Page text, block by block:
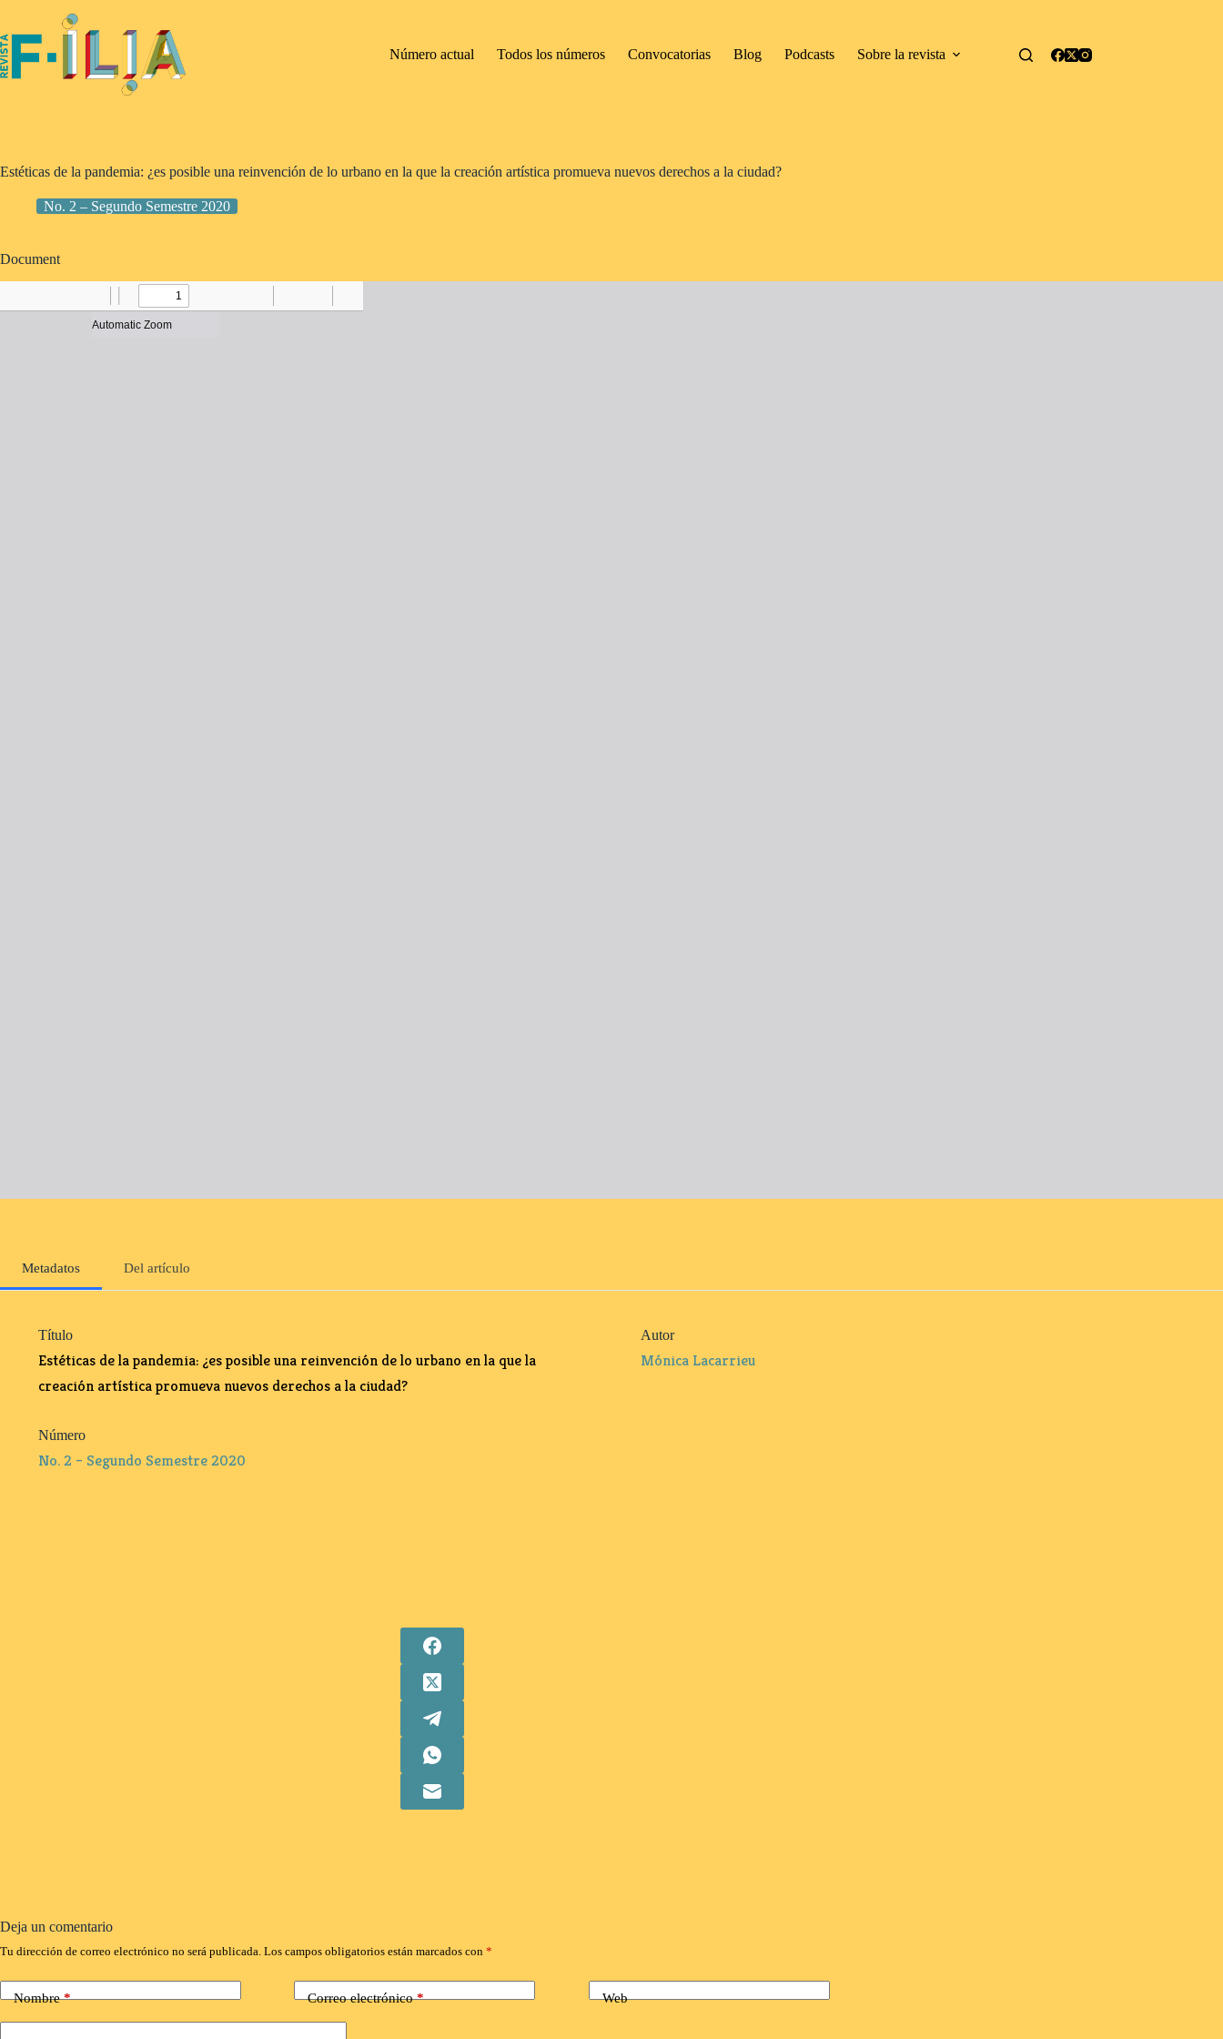
contenido
Número actual
Todos los números Convocatorias Blog Podcasts Sobre la revista
Estéticas de la pandemia: ¿es posible una reinvención de lo urbano en la que la creación artística promueva nuevos derechos a la ciudad?
No. 2 – Segundo Semestre 2020
Document
Metadatos
Título
Estéticas de la pandemia: ¿es posible una reinvención de lo urbano en la que la
creación artística promueva nuevos derechos a la ciudad?
Número
No. 2 – Segundo Semestre 2020
Autor
Mónica Lacarrieu
Del artículo
Deja un comentario
Tu dirección de correo electrónico no será publicada. Los campos obligatorios están marcados con *
Nombre* Correo electrónico* Web